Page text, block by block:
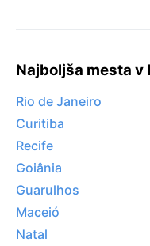
Najboljša mesta v
Rio de Janeiro
Curitiba
Recife
Goiânia
Guarulhos
Maceió
Natal